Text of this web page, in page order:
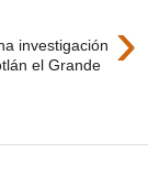
›
investigación
el Grande